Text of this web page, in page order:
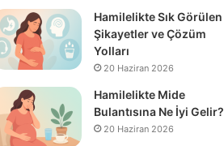
Hamilelikte Sık Görülen
Şikayetler ve Çözüm
Yolları
20 Haziran 2026
Hamilelikte Mide
Bulantısına Ne İyi Gelir?
20 Haziran 2026